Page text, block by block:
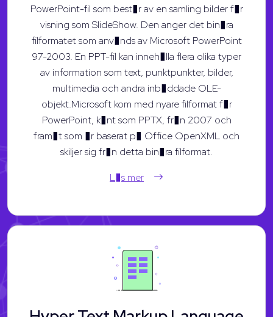
PowerPoint-fil som best�r av en samling bilder f�r
visning som SlideShow. Den anger det bin�ra
filformatet som anv�nds av Microsoft PowerPoint
97-2003. En PPT-fil kan inneh�lla flera olika typer
av information som text, punktpunkter, bilder,
multimedia och andra inb�ddade OLE-
objekt.Microsoft kom med nyare filformat f�r
PowerPoint, k�nt som PPTX, fr�n 2007 och
fram�t som �r baserat p� Office OpenXML och
skiljer sig fr�n detta bin�ra filformat.
L�s mer